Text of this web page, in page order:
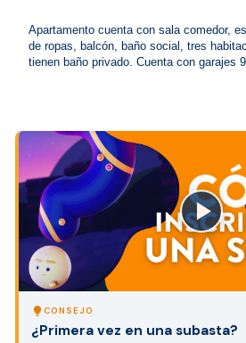
Apartamento cuenta con sala comedor,
de ropas, balcón, baño social, tres
tienen baño privado. Cuenta con garajes
lightbulb CONSEJO
¿Primera vez en una subasta?